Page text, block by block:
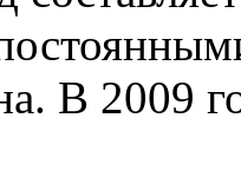
В 2009